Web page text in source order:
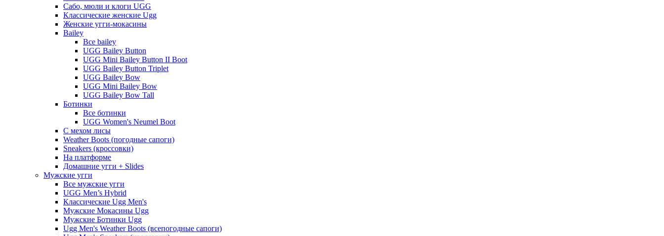
Сабо, мюли и клоги UGG
Классические женские Ugg
Женские угги-мокасины
Bailey
Все bailey
UGG Bailey Button
UGG Mini Bailey Button II Boot
UGG Bailey Button Triplet
UGG Bailey Bow
UGG Mini Bailey Bow
UGG Bailey Bow Tall
Ботинки
Все ботинки
UGG Women's Neumel Boot
С мехом лисы
Weather Boots (погодные сапоги)
Sneakers (кроссовки)
На платформе
Домашние угги + Slides
Мужские угги
Все мужские угги
UGG Men’s Hybrid
Классические Ugg Men's
Мужские Мокасины Ugg
Мужские Ботинки Ugg
Ugg Men's Weather Boots (всепогодные сапоги)